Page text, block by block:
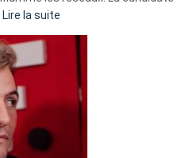
Lire la suite
d’alliance
secrète